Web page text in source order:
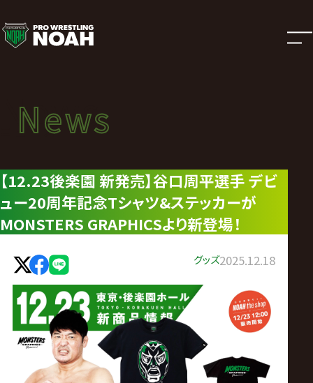
ニ
ュ
ー
ス
|
プ
ロ
レ
ス
News
ニュース
News
【12.23後楽園 新発売】谷口周平選手 デビ
ュー20周年記念Tシャツ&ステッカーが
MONSTERS GRAPHICSより新登場！
グッズ2025.12.18